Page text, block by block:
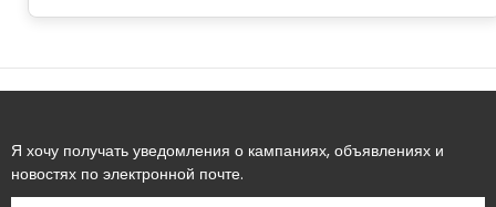
Я хочу получать уведомления о кампаниях, объявлениях и
новостях по электронной почте.